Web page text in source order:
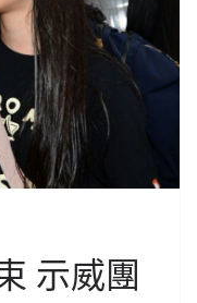
示威團